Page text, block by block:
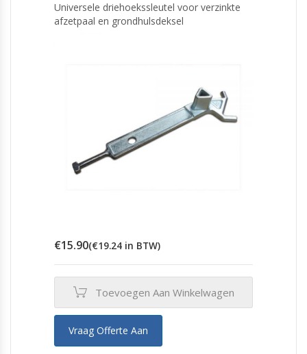
Universele driehoekssleutel voor verzinkte
afzetpaal en grondhulsdeksel
€15.90(€19.24 in BTW)
Toevoegen Aan Winkelwagen
Vraag Offerte Aan